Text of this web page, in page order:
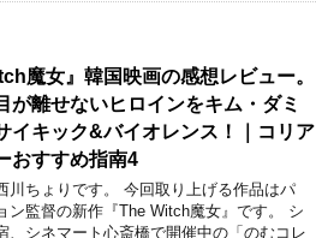
魔女』韓国映画の感想レビュー。
が離せないヒロインをキム・ダミ
イキック&バイオレンス！｜コリア
おすすめ指南4
川ちょりです。 今回取り上げる作品はパ
ン監督の新作『The Witch魔女』です。 シ
、シネマート心斎橋で開催中の「のむコレ